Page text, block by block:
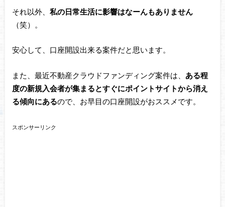
それ以外、 私の日常生活に影響はなーんもありません
（笑）。
安心して、口座開設出来る案件だと思います。
また、最近不動産クラウドファンディング案件は、 ある程
度の新規入会者が集まるとすぐにポイントサイトから消え
る傾向にあるので、お早目の口座開設がおススメです。
スポンサーリンク